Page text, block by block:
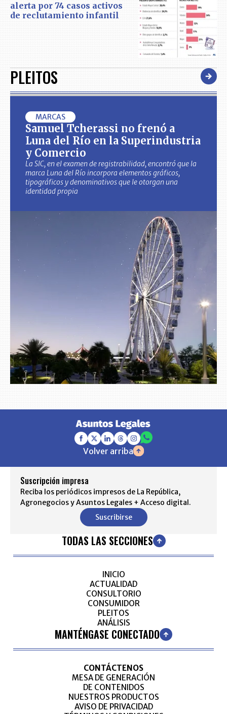
alerta por 74 casos activos
de reclutamiento infantil
PLEITOS
MARCAS
Samuel Tcherassi no frenó a
Luna del Río en la Superindustria
y Comercio
La SIC, en el examen de registrabilidad, encontró que la
marca Luna del Río incorpora elementos gráficos,
tipográficos y denominativos que le otorgan una
identidad propia
Volver arriba
Suscripción impresa
Reciba los periódicos impresos de La República,
Agronegocios y Asuntos Legales + Acceso digital.
Suscribirse
TODAS LAS SECCIONES
INICIO
ACTUALIDAD
CONSULTORIO
CONSUMIDOR
PLEITOS
ANÁLISIS
MANTÉNGASE CONECTADO
CONTÁCTENOS
MESA DE GENERACIÓN
DE CONTENIDOS
NUESTROS PRODUCTOS
AVISO DE PRIVACIDAD